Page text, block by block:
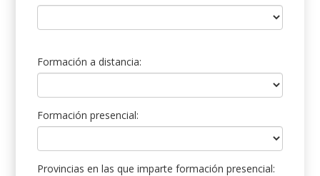
Formación a distancia:
Formación presencial:
Provincias en las que imparte formación presencial: